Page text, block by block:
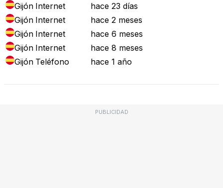
Gijón Internet
hace 23 días
Gijón Internet
hace 2 meses
Gijón Internet
hace 6 meses
Gijón Internet
hace 8 meses
Gijón Teléfono hace 1 año
PUBLICIDAD